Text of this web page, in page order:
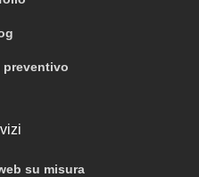
preventivo
su misura